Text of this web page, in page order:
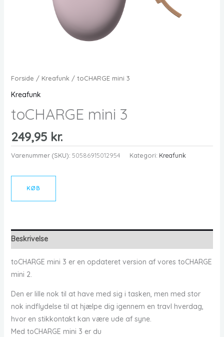
Forside / Kreafunk/ toCHARGE mini 3
Kreafunk
toCHARGE mini 3
249,95 kr.
Varenummer (SKU): 50586915012954 Kategori: Kreafunk
KØB
Beskrivelse
toCHARGE mini 3 er en opdateret version af vores toCHARGE
mini 2.
Den er lille nok til at have med sig i tasken, men med stor
nok indflydelse til at hjælpe dig igennem en travl hverdag,
hvor en stikkontakt kan være ude af syne.
Med toCHARGE mini 3 er du